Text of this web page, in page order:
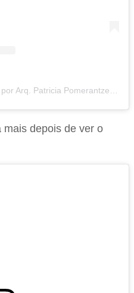
Uma publicação compartilhada por Arq. Patricia Pomerantzeff (@domaarquitetura)
mais depois de ver o